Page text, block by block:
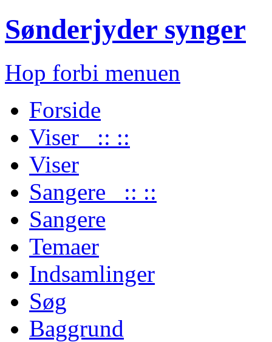
Sønderjyder synger
Hop forbi menuen
Forside
Viser :: ::
Viser
Sangere :: ::
Sangere
Temaer
Indsamlinger
Søg
Baggrund